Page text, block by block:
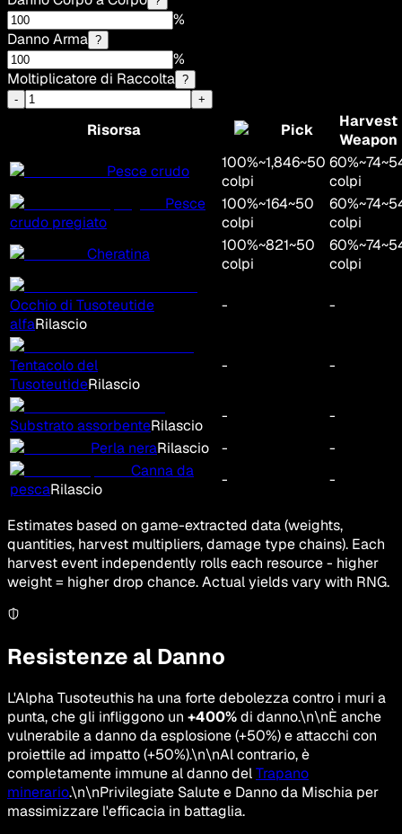
%
Danno Arma ?
%
Moltiplicatore di Raccolta ?
-
+
Risorsa Pick
Harvest
Weapon
Pesce crudo
100%~1,846~50
colpi
60%~74~
colpi
Pesce
crudo pregiato
100%~164~50
colpi
60%~74~
colpi
Cheratina
100%~821~50
colpi
60%~74~
colpi
Occhio di Tusoteutide
alfaRilascio
- -
Tentacolo del
TusoteutideRilascio
- -
Substrato assorbenteRilascio
-
-
Perla neraRilascio -
-
Canna da
pescaRilascio
- -
Estimates based on game-extracted data (weights,
quantities, harvest multipliers, damage type chains). Each
harvest event independently rolls each resource - higher
weight = higher drop chance. Actual yields vary with RNG.
Resistenze al Danno
L'Alpha Tusoteuthis ha una forte debolezza contro i muri a
punta, che gli infliggono un +400%di danno.\n\nÈ anche
vulnerabile a danno da esplosione (+50%) e attacchi con
proiettile ad impatto (+50%).\n\nAl contrario, è
completamente immune al danno delTrapano
minerario.\n\nPrivilegiate Salute e Danno da Mischia per
massimizzare l'efficacia in battaglia.